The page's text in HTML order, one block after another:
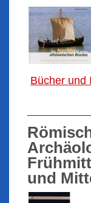
Bücher und
und